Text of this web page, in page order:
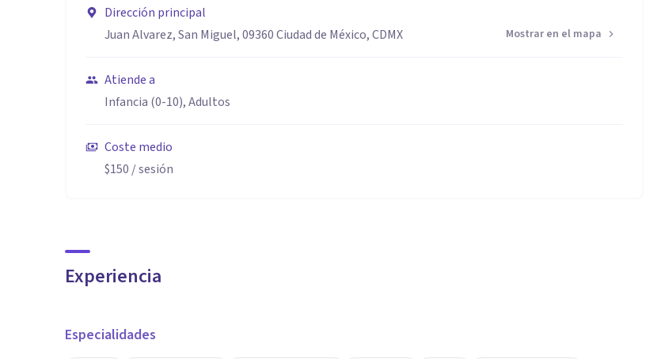
Dirección principal
Juan Alvarez, San Miguel, 09360 Ciudad de México, CDMX
Mostrar en el mapa
Atiende a
Infancia (0-10), Adultos
Coste medio
$150 / sesión
Experiencia
Especialidades